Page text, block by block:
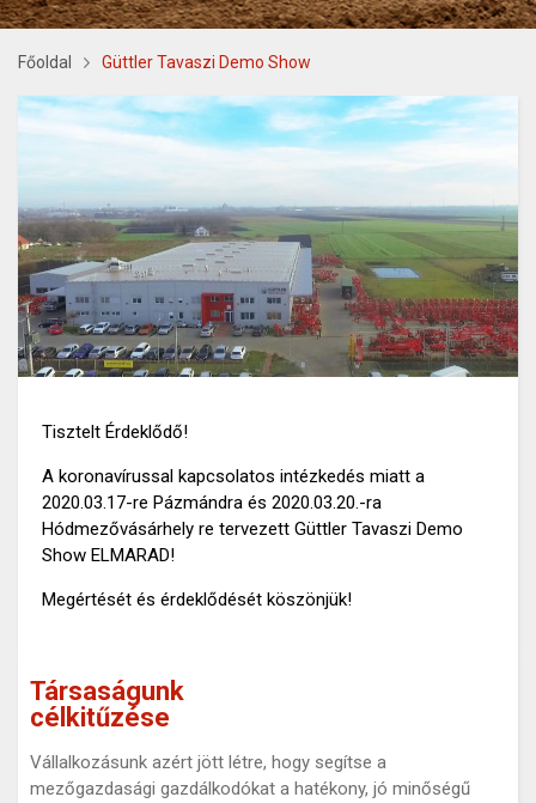
Főoldal Güttler Tavaszi Demo Show
Tisztelt Érdeklődő!
A koronavírussal kapcsolatos intézkedés miatt a
2020.03.17-re Pázmándra és 2020.03.20.-ra
Hódmezővásárhely re tervezett Güttler Tavaszi Demo
Show ELMARAD!
Megértését és érdeklődését köszönjük!
Társaságunk
célkitűzése
Vállalkozásunk azért jött létre, hogy segítse a
mezőgazdasági gazdálkodókat a hatékony, jó minőségű